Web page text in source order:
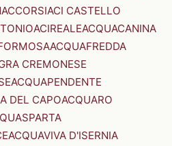
ACI CASTELLO
ACIREALEACQUACANINA
ACQUAFREDDA
CREMONESE
ACQUAPENDENTE
DEL CAPOACQUARO
ACQUAVIVA D'ISERNIA